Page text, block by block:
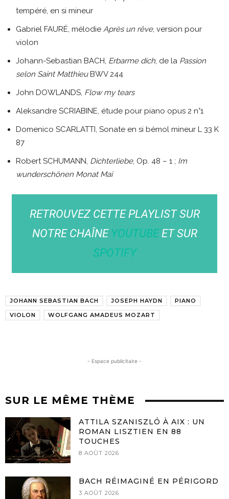
tempéré, en si mineur
Gabriel FAURÉ, mélodie Après un rêve, version pour
violon
Johann-Sebastian BACH, Erbarme dich, de la Passion
selon Saint MatthieuBWV 244
John DOWLANDS, Flow my tears
Aleksandre SCRIABINE, étude pour piano opus 2 n°1
Domenico SCARLATTI, Sonate en si bémol mineur L 33 K
87
Robert SCHUMANN, Dichterliebe, Op. 48 – 1 ; Im
wunderschönen Monat Mai
RETROUVEZ CETTE PLAYLIST SUR
NOTRE CHAÎNE YOUTUBEET SUR
SPOTIFY
JOHANN SEBASTIAN BACH JOSEPH HAYDN
PIANO
VIOLON
WOLFGANG AMADEUS MOZART
- Espace publicitaire -
SUR LE MÊME THÈME
ATTILA SZANISZLÓ À AIX : UN
ROMAN LISZTIEN EN 88
TOUCHES
8 AOÛT 2026
BACH RÉIMAGINÉ EN PÉRIGORD
3 AOÛT 2026